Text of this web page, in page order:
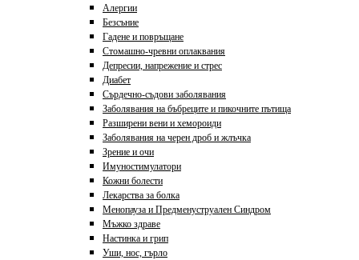
Алергии
Безсъние
Гадене и повръщане
Стомашно-чревни оплаквания
Депресии, напрежение и стрес
Диабет
Сърдечно-съдови заболявания
Заболявания на бъбреците и пикочните пътища
Разширени вени и хемороиди
Заболявания на черен дроб и жлъчка
Зрение и очи
Имуностимулатори
Кожни болести
Лекарства за болка
Менопауза и Предменуструален Синдром
Мъжко здраве
Настинка и грип
Уши, нос, гърло